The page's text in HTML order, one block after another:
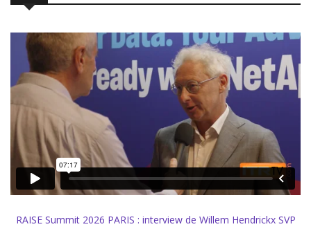
RAISE Summit 2026 PARIS : interview de Willem Hendrickx SVP